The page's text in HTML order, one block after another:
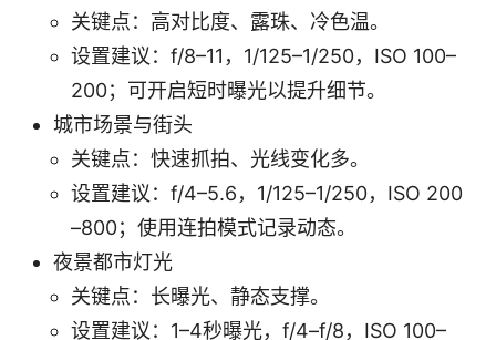
关键点：高对比度、露珠、冷色温。
设置建议：f/8–11，1/125–1/250，ISO 100–
200；可开启短时曝光以提升细节。
城市场景与街头
关键点：快速抓拍、光线变化多。
设置建议：f/4–5.6，1/125–1/250，ISO 200
–800；使用连拍模式记录动态。
夜景都市灯光
关键点：长曝光、静态支撑。
设置建议：1–4秒曝光，f/4–f/8，ISO 100–